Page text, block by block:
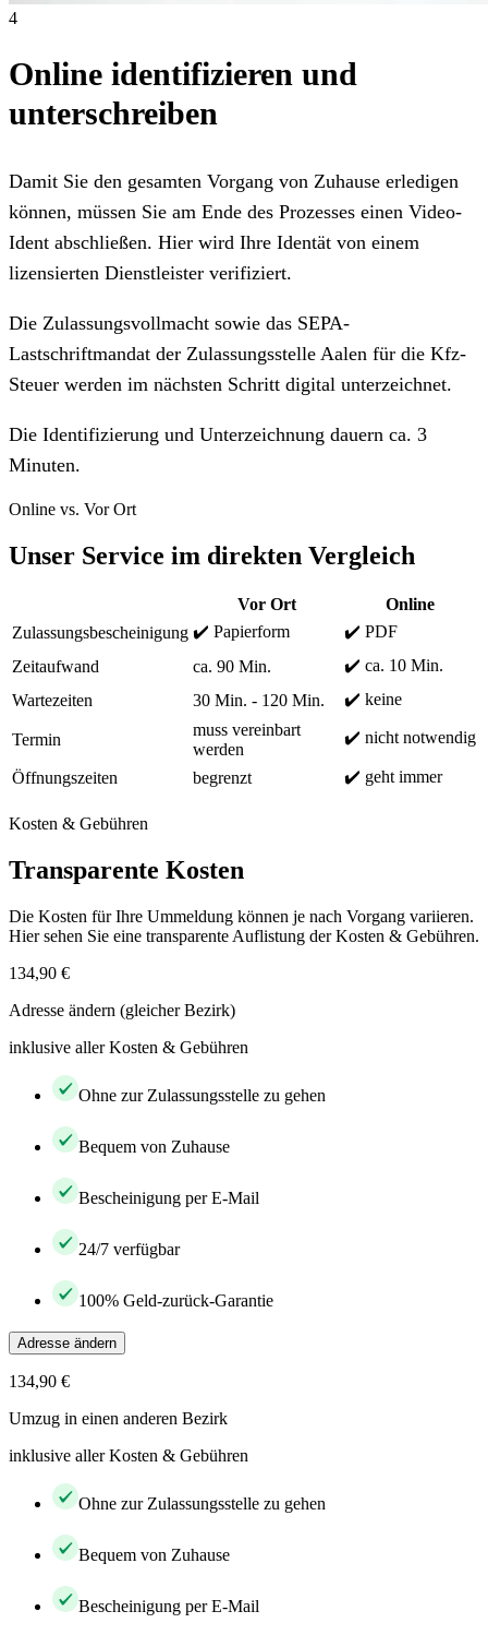
4
Online identifizieren und
unterschreiben
Damit Sie den gesamten Vorgang von Zuhause erledigen
können, müssen Sie am Ende des Prozesses einen Video-
Ident abschließen. Hier wird Ihre Identät von einem
lizensierten Dienstleister verifiziert.
Die Zulassungsvollmacht sowie das SEPA-
Lastschriftmandat der Zulassungsstelle Aalen für die Kfz-
Steuer werden im nächsten Schritt digital unterzeichnet.
Die Identifizierung und Unterzeichnung dauern ca. 3
Minuten.
Online vs. Vor Ort
Unser Service im direkten Vergleich
Vor Ort
Online
Zulassungsbescheinigung ✔️ Papierform
✔️ PDF
Zeitaufwand
ca. 90 Min.
✔️ ca. 10 Min.
Wartezeiten
30 Min. - 120 Min. ✔️ keine
Termin
muss vereinbart
werden
✔️ nicht notwendig
Öffnungszeiten begrenzt ✔️ geht immer
Kosten & Gebühren
Transparente Kosten
Die Kosten für Ihre Ummeldung können je nach Vorgang variieren.
Hier sehen Sie eine transparente Auflistung der Kosten & Gebühren.
134,90 €
Adresse ändern (gleicher Bezirk)
inklusive aller Kosten & Gebühren
Ohne zur Zulassungsstelle zu gehen
Bequem von Zuhause
Bescheinigung per E-Mail
24/7 verfügbar
100% Geld-zurück-Garantie
Adresse ändern
134,90 €
Umzug in einen anderen Bezirk
inklusive aller Kosten & Gebühren
Ohne zur Zulassungsstelle zu gehen
Bequem von Zuhause
Bescheinigung per E-Mail